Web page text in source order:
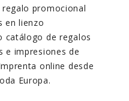
promocional
en lienzo
catálogo de regalos
e impresiones de
online desde
Europa.